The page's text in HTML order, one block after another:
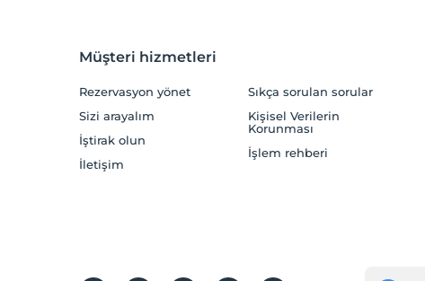
Müşteri hizmetleri
Rezervasyon yönet
Sizi arayalım
İştirak olun
İletişim
Sıkça sorulan sorular
Kişisel Verilerin
Korunması
İşlem rehberi